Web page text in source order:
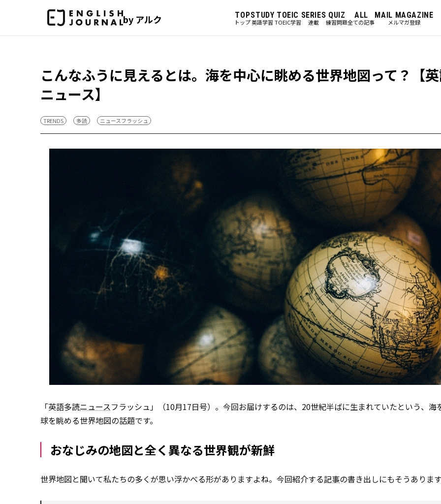
by アルク TOP
トップ
STUDY
英語学習
TOEIC
TOEIC学習
SERIES
連載
QUIZ
練習問題
ALL
全ての記事
MAIL MAGAZINE
メルマガ登録
こんなふうに見えるとは。海を中心に眺める世界地図って？【
ニュース】
TRENDS 多読 ニュースフラッシュ
「英語多読ニュースフラッシュ」（10月17日号）。今回お届けするのは、20世紀半ばに生まれていたという、海
球を眺める世界地図の話題です。
おなじみの地図と全く異なる世界観が新鮮
世界地図と聞いて私たちの多くが思い浮かべる形がありますよね。今回紹介する記事の書き出しにもそうあります